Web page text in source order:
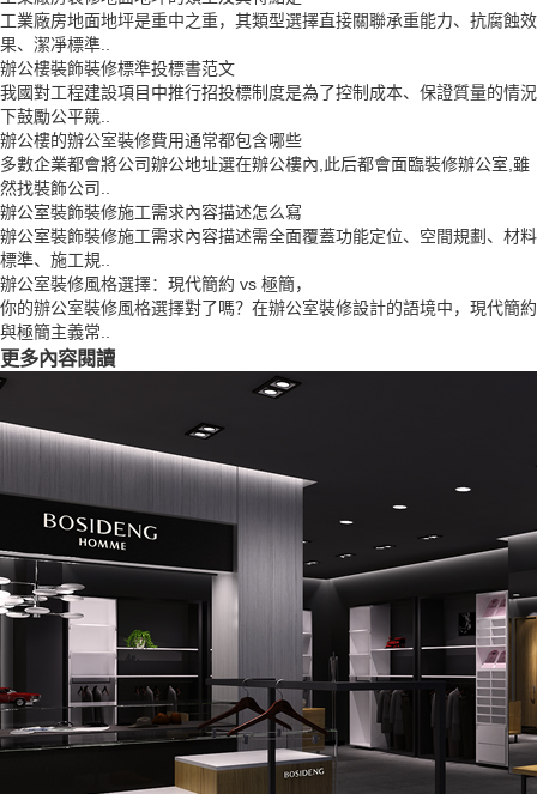
工業廠房地面地坪是重中之重，其類型選擇直接關聯承重能力、抗腐蝕效
果、潔凈標準..
辦公樓裝飾裝修標準投標書范文
我國對工程建設項目中推行招投標制度是為了控制成本、保證質量的情況
下鼓勵公平競..
辦公樓的辦公室裝修費用通常都包含哪些
多數企業都會將公司辦公地址選在辦公樓內,此后都會面臨裝修辦公室,雖
然找裝飾公司..
辦公室裝飾裝修施工需求內容描述怎么寫
辦公室裝飾裝修施工需求內容描述需全面覆蓋功能定位、空間規劃、材料
標準、施工規..
辦公室裝修風格選擇：現代簡約 vs 極簡，
你的辦公室裝修風格選擇對了嗎？在辦公室裝修設計的語境中，現代簡約
與極簡主義常..
更多內容閱讀